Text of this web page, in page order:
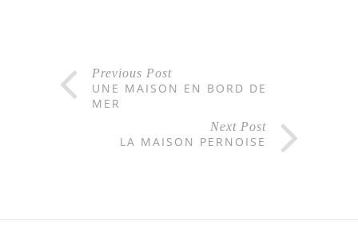
Previous Post
UNE MAISON EN BORD DE
MER
Next Post
LA MAISON PERNOISE